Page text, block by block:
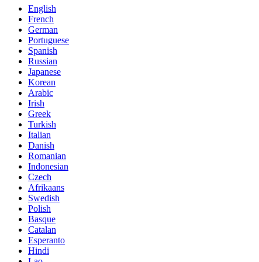
English
French
German
Portuguese
Spanish
Russian
Japanese
Korean
Arabic
Irish
Greek
Turkish
Italian
Danish
Romanian
Indonesian
Czech
Afrikaans
Swedish
Polish
Basque
Catalan
Esperanto
Hindi